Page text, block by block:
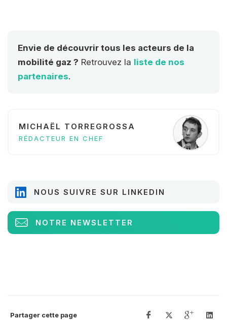
Envie de découvrir tous les acteurs de la
mobilité gaz ? Retrouvez la liste de nos
partenaires.
MICHAËL TORREGROSSA
RÉDACTEUR EN CHEF
NOUS SUIVRE SUR LINKEDIN
NOTRE NEWSLETTER
Partager cette page